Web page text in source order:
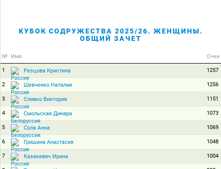
КУБОК СОДРУЖЕСТВА 2025/26. ЖЕНЩИНЫ.
ОБЩИЙ ЗАЧЕТ
№ Имя Очки
1 Резцова Кристина 1257
2 Шевченко Наталия 1256
3 Сливко Виктория 1151
4 Смольская Динара 1073
5 Сола Анна 1069
6 Гришина Анастасия 1048
7 Казакевич Ирина 1004